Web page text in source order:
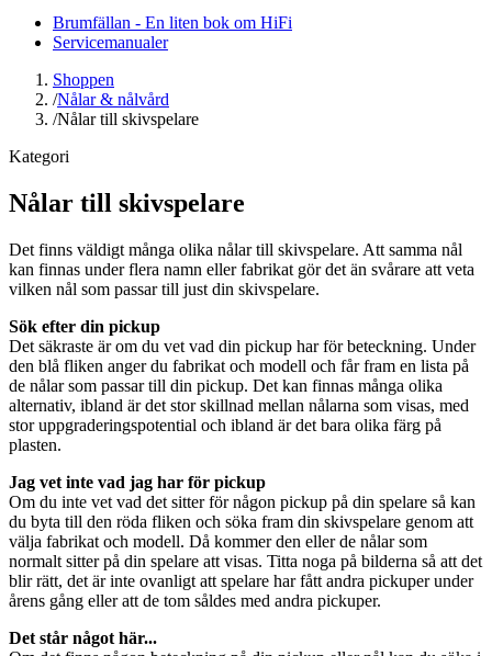
Brumfällan - En liten bok om HiFi
Servicemanualer
Shoppen
/Nålar & nålvård
/Nålar till skivspelare
Kategori
Nålar till skivspelare
Det finns väldigt många olika nålar till skivspelare. Att samma nål
kan finnas under flera namn eller fabrikat gör det än svårare att veta
vilken nål som passar till just din skivspelare.
Sök efter din pickup
Det säkraste är om du vet vad din pickup har för beteckning. Under
den blå fliken anger du fabrikat och modell och får fram en lista på
de nålar som passar till din pickup. Det kan finnas många olika
alternativ, ibland är det stor skillnad mellan nålarna som visas, med
stor uppgraderingspotential och ibland är det bara olika färg på
plasten.
Jag vet inte vad jag har för pickup
Om du inte vet vad det sitter för någon pickup på din spelare så kan
du byta till den röda fliken och söka fram din skivspelare genom att
välja fabrikat och modell. Då kommer den eller de nålar som
normalt sitter på din spelare att visas. Titta noga på bilderna så att det
blir rätt, det är inte ovanligt att spelare har fått andra pickuper under
årens gång eller att de tom såldes med andra pickuper.
Det står något här...